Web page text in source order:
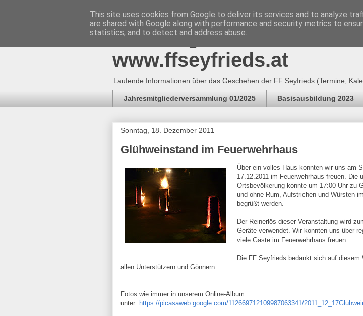
Freiwillige Feuerwehr
www.ffseyfrieds.at
Laufende Informationen über das Geschehen der FF Seyfrieds (Termine,
Jahresmitgliederversammlung 01/2025 Basisausbildung 2023
Sonntag, 18. Dezember 2011
Glühweinstand im Feuerwehrhaus
Über ein volles Haus konnten wir uns am
17.12.2011 im Feuerwehrhaus freuen. Die
Ortsbevölkerung konnte um 17:00 Uhr zu
und ohne Rum, Aufstrichen und Würsten
begrüßt werden.
Der Reinerlös dieser Veranstaltung wird
Geräte verwendet. Wir konnten uns über
viele Gäste im Feuerwehrhaus freuen.
Die FF Seyfrieds bedankt sich auf diesem
allen Unterstützern und Gönnern.
Fotos wie immer in unserem Online-Album
unter: https://picasaweb.google.com/112669712109987063341/
This site uses cookies from Google to deliver its services and to analyze
are shared with Google along with performance and security metrics to
statistics, and to detect and address abuse.